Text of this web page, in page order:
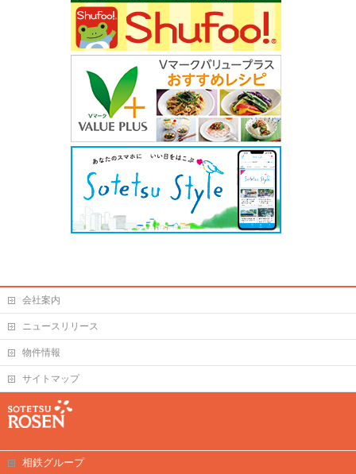
会社案内
ニュースリリース
物件情報
サイトマップ
相鉄グループ